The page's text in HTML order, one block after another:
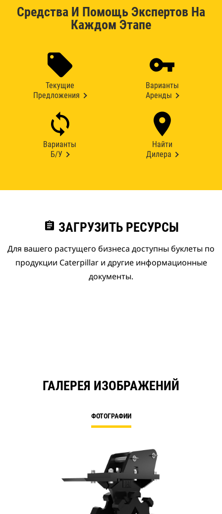
Средства И Помощь Экспертов На
Каждом Этапе
Текущие
Предложения
Варианты
Аренды
Варианты
Б/У
Найти
Дилера
assignment ЗАГРУЗИТЬ РЕСУРСЫ
Для вашего растущего бизнеса доступны буклеты по
продукции Caterpillar и другие информационные
документы.
ГАЛЕРЕЯ ИЗОБРАЖЕНИЙ
ФОТОГРАФИИ